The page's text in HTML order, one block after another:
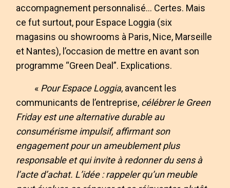
accompagnement personnalisé… Certes. Mais
ce fut surtout, pour Espace Loggia (six
magasins ou showrooms à Paris, Nice, Marseille
et Nantes), l’occasion de mettre en avant son
programme “Green Deal”. Explications.
« Pour Espace Loggia, avancent les
communicants de l’entreprise, célébrer le Green
Friday est une alternative durable au
consumérisme impulsif, affirmant son
engagement pour un ameublement plus
responsable et qui invite à redonner du sens à
l’acte d’achat. L’idée : rappeler qu’un meuble